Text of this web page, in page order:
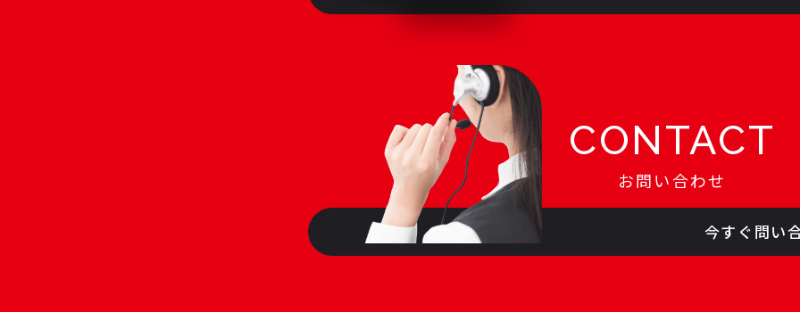
CONTACT
お問い合わせ
今すぐ問い